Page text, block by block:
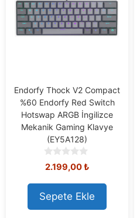
Endorfy Thock V2 Compact
%60 Endorfy Red Switch
Hotswap ARGB İngilizce
Mekanik Gaming Klavye
(EY5A128)
0
o
u
t
o
f
2.199,00₺
Sepete Ekle